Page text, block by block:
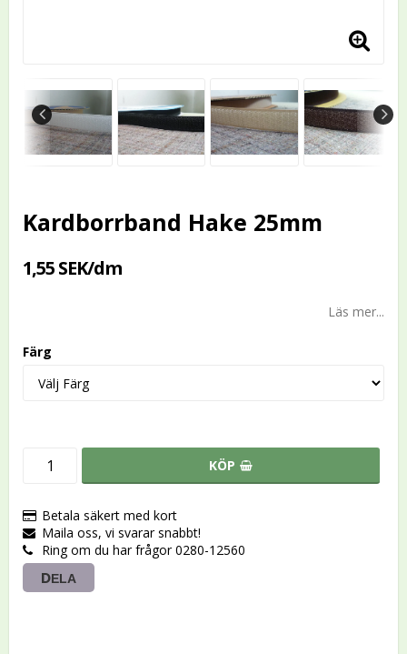
Kardborrband Hake 25mm
1,55 SEK/dm
Läs mer...
Färg
KÖP
Betala säkert med kort
Maila oss, vi svarar snabbt!
Ring om du har frågor 0280-12560
DELA